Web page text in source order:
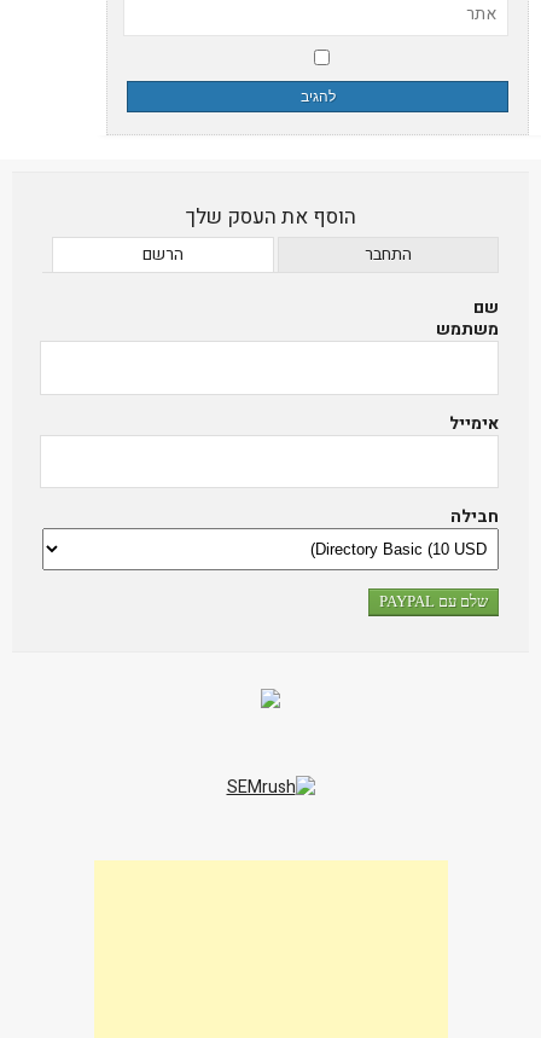
אתר
הוסף את העסק שלך
התחבר הרשם
שם
משתמש
אימייל
חבילה